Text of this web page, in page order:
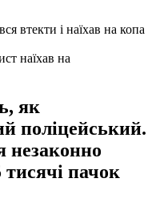
наїхав на
як
поліцейський.
незаконно
пачок